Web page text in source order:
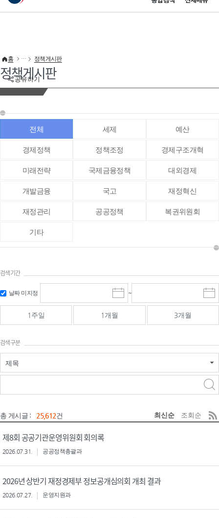
이 누리집은 대한민국 공식 전자정부 누리집입니다.
공유하기
홈 정책게시판
정책게시판
전체 세제 예산
경제정책 정책조정 경제구조개혁
미래전략 국제금융정책 대외경제
개발금융 국고 재정혁신
재정관리 공공정책 복권위원회
기타
검색기간
날짜 미지정
시
작
일
선
~
종
료
선
1주일 1개월 3개월
검색구분
제목
총 게시글 : 25,612건 최신순 조회순
제8회 공공기관운영위원회 회의록
2026.07.31. 공공정책총괄과
2026년 상반기 재정경제부 정보공개심의회 개최 결과
2026.07.27. 운영지원과